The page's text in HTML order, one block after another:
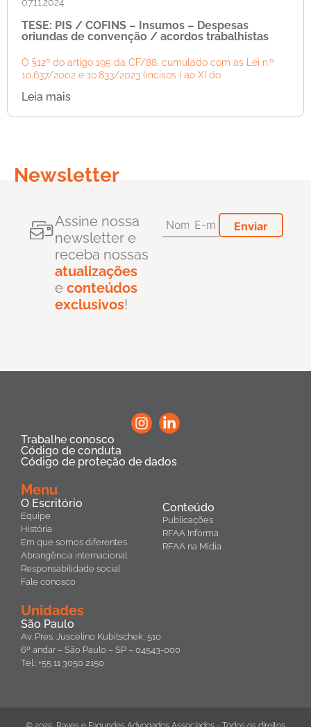
07.11.2024
TESE: PIS / COFINS – Insumos – Despesas
oriundas de convenção / acordos trabalhistas
O §12º do artigo 195 da CF/88, cumulado com as Lei n.º
10.637/2002 e 10.833/2023 (incisos I ao XI do
Leia mais
Newsletter
Assine nossa
newsletter e
receba nossas
atualizações
e conteúdos
exclusivos!
Trabalhe conosco
Código de conduta
Código de proteção de dados
Menu
O Escritório
Equipe
História
Em que somos diferentes
Abrangência internacional
Responsabilidade social
Fale conosco
Conteúdo
Publicações
RFAA Informa
RFAA na Mídia
Unidades
São Paulo
Av. Pres. Juscelino Kubitschek, 510
6º andar – São Paulo – SP – 04543-000
Tel.: +55 11 3050 2150